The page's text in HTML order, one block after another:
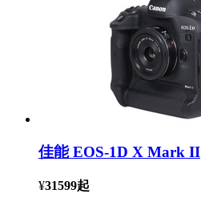
佳能 EOS-1D X Mark II
¥31599起